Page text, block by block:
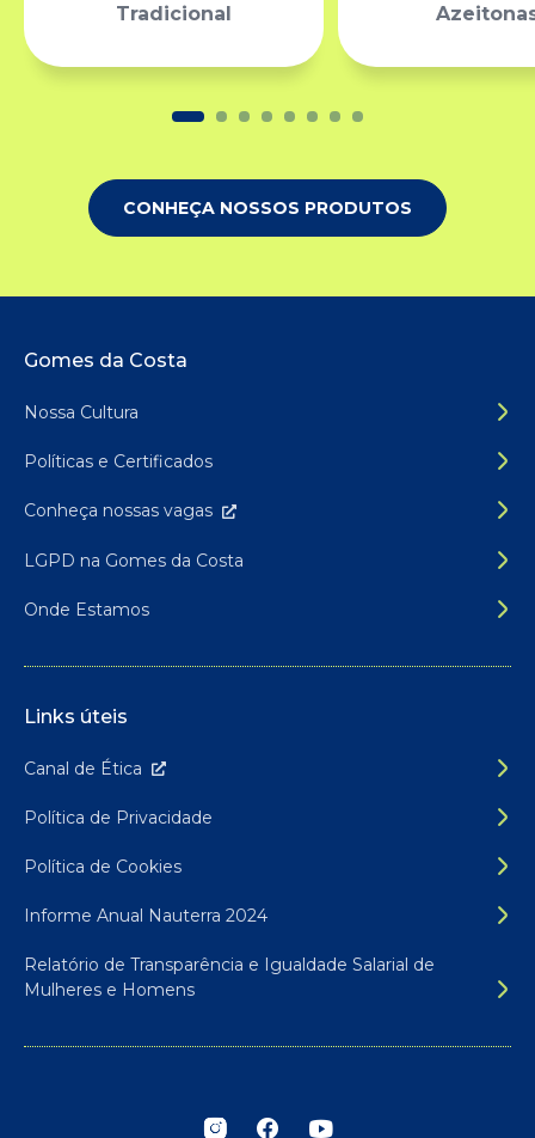
Tradicional
CONHEÇA NOSSOS PRODUTOS
Rodapé do site
Gomes da Costa
Nossa Cultura
Políticas e Certificados
Conheça nossas vagas
LGPD na Gomes da Costa
Onde Estamos
Links úteis
Canal de Ética
Política de Privacidade
Política de Cookies
Informe Anual Nauterra 2024
Relatório de Transparência e Igualdade Salarial de
Mulheres e Homens